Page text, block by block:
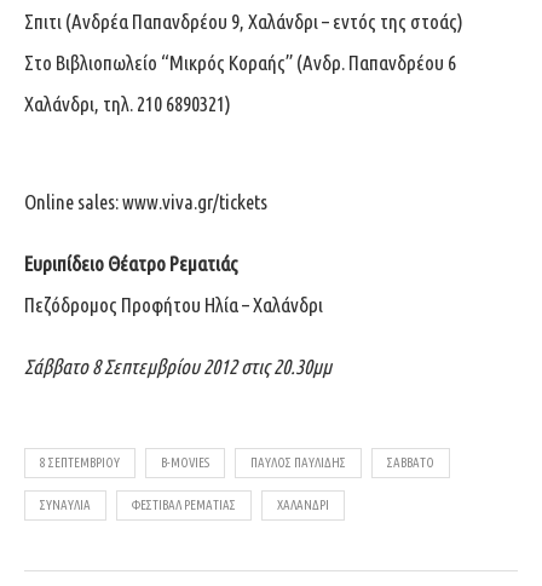
Σπιτι (Ανδρέα Παπανδρέου 9, Χαλάνδρι – εντός της στοάς)
Στo Βιβλιοπωλείo “Μικρός Κοραής” (Ανδρ. Παπανδρέου 6
Χαλάνδρι, τηλ. 210 6890321)
Online sales:www.viva.gr/tickets
Ευριπίδειο Θέατρο Ρεματιάς
Πεζόδρομος Προφήτου Ηλία – Χαλάνδρι
Σάββατο 8 Σεπτεμβρίου 2012 στις 20.30μμ
8 ΣΕΠΤΕΜΒΡΊΟΥ B-MOVIES ΠΑΎΛΟΣ ΠΑΥΛΊΔΗΣ ΣΆΒΒΑΤΟ
ΣΥΝΑΥΛΊΑ ΦΕΣΤΙΒΆΛ ΡΕΜΑΤΙΆΣ ΧΑΛΆΝΔΡΙ